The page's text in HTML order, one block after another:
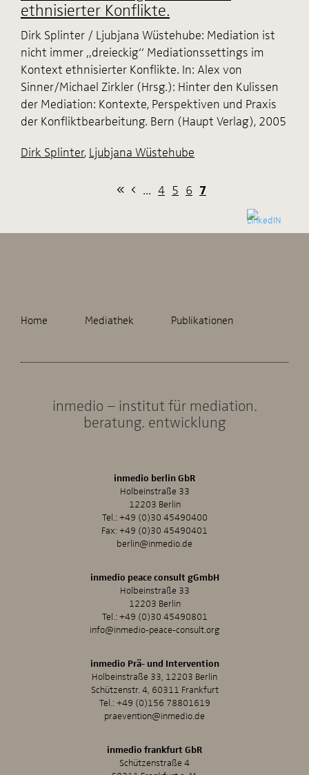
ethnisierter Konflikte.
Dirk Splinter / Ljubjana Wüstehube: Mediation ist
nicht immer „dreieckig“ Mediationssettings im
Kontext ethnisierter Konflikte. In: Alex von
Sinner/Michael Zirkler (Hrsg.): Hinter den Kulissen
der Mediation: Kontexte, Perspektiven und Praxis
der Konfliktbearbeitung. Bern (Haupt Verlag), 2005
Dirk Splinter, Ljubjana Wüstehube
... 4 5 6 7
Home Mediathek Publikationen
inmedio – institut für mediation.
beratung. entwicklung
inmedio berlin GbR
Holbeinstraße 33
12203 Berlin
Tel.:+49 (0)30 45490400
Fax: +49 (0)30 45490401
berlin@inmedio.de
inmedio peace consult gGmbH
Holbeinstraße 33
12203 Berlin
Tel.:+49 (0)30 45490801
info@inmedio-peace-consult.org
inmedio Prä- und Intervention
Holbeinstraße 33, 12203 Berlin
Schützenstr. 4, 60311 Frankfurt
Tel.:+49 (0)156 78801619
praevention@inmedio.de
inmedio frankfurt GbR
Schützenstraße 4